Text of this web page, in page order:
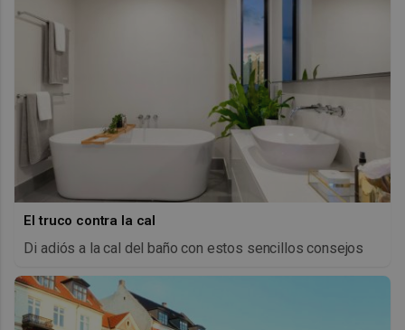
El truco contra la cal
Di adiós a la cal del baño con estos sencillos consejos